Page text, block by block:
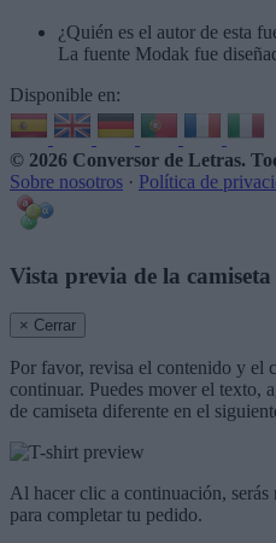
¿Quién es el autor de esta
La fuente Modak fue
Disponible en:
© 2026 Conversor de Letras.
Sobre nosotros · Política de
Vista previa de la camiseta
× Cerrar
Por favor, revisa el contenido y el
continuar. Puedes mover el texto,
de camiseta diferente en el
Al hacer clic a continuación,
para completar tu pedido.